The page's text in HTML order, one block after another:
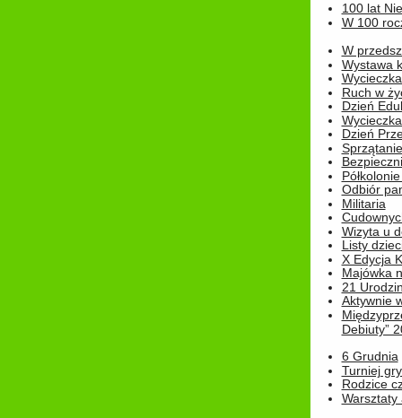
100 lat
W 100
W
Wystawa
Ruch w
Dzień
Dzień
Odbiór
Militaria
Wizyta u
Listy
X Edycja
Majówka
21
Aktywnie
Debiuty”
6 Grudnia
Turniej
Rodzice
Warsztaty